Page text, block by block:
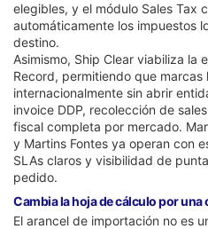
elegibles, y el módulo Sales Tax
automáticamente los impuestos
destino.
Asimismo, Ship Clear viabiliza la
Record, permitiendo que marcas
internacionalmente sin abrir
invoice DDP, recolección de
fiscal completa por mercado.
y Martins Fontes ya operan con
SLAs claros y visibilidad de
pedido.
Cambia la hoja de cálculo por
El arancel de importación no es